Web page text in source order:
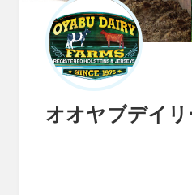
オオヤブデイ